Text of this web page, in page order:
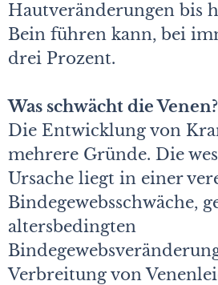
Hautveränderungen bis
Bein führen kann, bei
drei Prozent.
Was schwächt die Venen?
Die Entwicklung von
mehrere Gründe. Die
Ursache liegt in einer
Bindegewebsschwäche,
altersbedingten
Verbreitung von